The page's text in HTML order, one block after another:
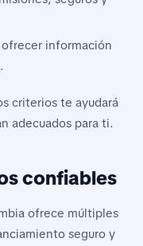
información
criterios te ayudará
adecuados para ti.
confiables
ofrece múltiples
seguro y